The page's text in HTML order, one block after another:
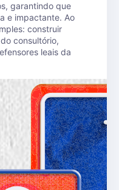
garantindo que
e impactante. Ao
construir
consultório,
leais da